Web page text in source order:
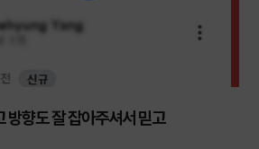
방향도 잘 잡아주셔서 믿고